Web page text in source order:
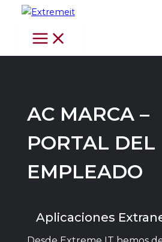
contenido
AC MARCA –
PORTAL DEL
EMPLEADO
Aplicaciones